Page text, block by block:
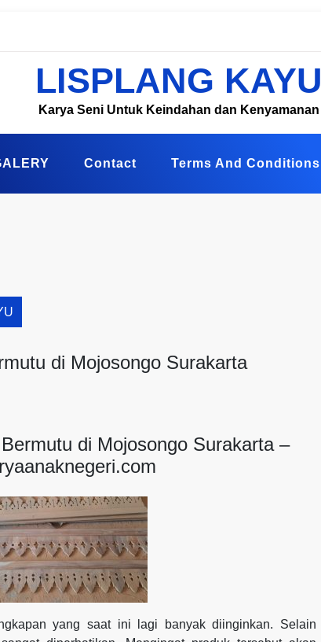
LISPLANG KAYU
Karya Seni Untuk Keindahan dan Kenyamanan
Contact Terms And Conditions
di Mojosongo Surakarta
di Mojosongo Surakarta –
yang saat ini lagi banyak diinginkan. Selain